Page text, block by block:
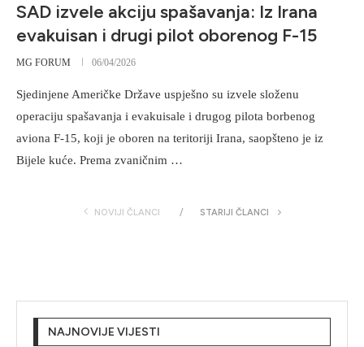
SAD izvele akciju spašavanja: Iz Irana
evakuisan i drugi pilot oborenog F-15
MG FORUM 06/04/2026
Sjedinjene Američke Države uspješno su izvele složenu
operaciju spašavanja i evakuisale i drugog pilota borbenog
aviona F-15, koji je oboren na teritoriji Irana, saopšteno je iz
Bijele kuće. Prema zvaničnim …
NOVIJI ČLANCI STARIJI ČLANCI
NAJNOVIJE VIJESTI